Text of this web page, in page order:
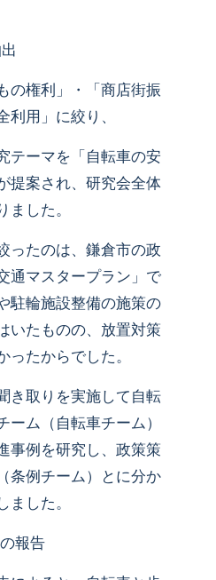
の権利」・「商店街振
利用」に絞り、
テーマを「自転車の安
提案され、研究会全体
ました。
ったのは、鎌倉市の政
通マスタープラン」で
駐輪施設整備の施策の
いたものの、放置対策
ったからでした。
き取りを実施して自転
ーム（自転車チーム）
事例を研究し、政策策
条例チーム）とに分か
ました。
報告